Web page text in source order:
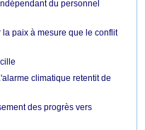
du personnel
la paix à mesure que le conflit
climatique retentit de
des progrès vers